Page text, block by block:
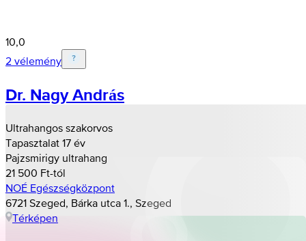
10,0
2 vélemény
Dr. Nagy András
Ultrahangos szakorvos
Tapasztalat 17 év
Pajzsmirigy ultrahang
21 500 Ft-tól
NOÉ Egészségközpont
6721 Szeged, Bárka utca 1., Szeged
Térképen